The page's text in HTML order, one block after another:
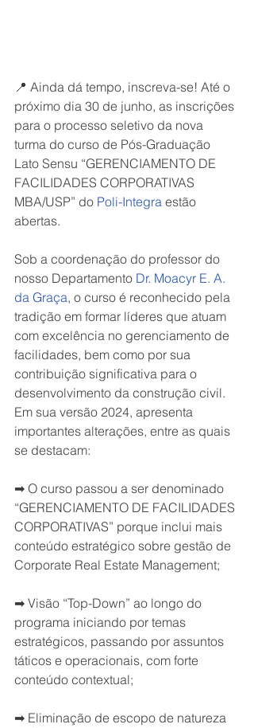
📍 Ainda dá tempo, inscreva-se! Até o
próximo dia 30 de junho, as inscrições
para o processo seletivo da nova
turma do curso de Pós-Graduação
Lato Sensu “GERENCIAMENTO DE
FACILIDADES CORPORATIVAS
MBA/USP” do Poli-Integra estão
abertas.
Sob a coordenação do professor do
nosso Departamento Dr. Moacyr E. A.
da Graça, o curso é reconhecido pela
tradição em formar líderes que atuam
com excelência no gerenciamento de
facilidades, bem como por sua
contribuição significativa para o
desenvolvimento da construção civil.
Em sua versão 2024, apresenta
importantes alterações, entre as quais
se destacam:
➡ O curso passou a ser denominado
“GERENCIAMENTO DE FACILIDADES
CORPORATIVAS” porque inclui mais
conteúdo estratégico sobre gestão de
Corporate Real Estate Management;
➡ Visão “Top-Down” ao longo do
programa iniciando por temas
estratégicos, passando por assuntos
táticos e operacionais, com forte
conteúdo contextual;
➡ Eliminação de escopo de natureza